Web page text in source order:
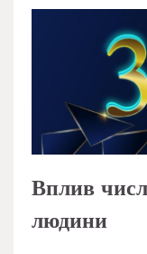
Вплив
людини